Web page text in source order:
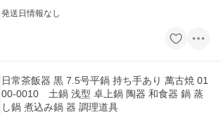
発送日情報なし
日常茶飯器 黒 7.5号平鍋 持ち手あり 萬古焼 01
00-0010 土鍋 浅型 卓上鍋 陶器 和食器 鍋 蒸
し鍋 煮込み鍋 器 調理道具